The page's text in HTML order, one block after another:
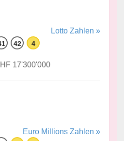
Lotto Zahlen »
42 4
17'300'000
Euro Millions Zahlen »